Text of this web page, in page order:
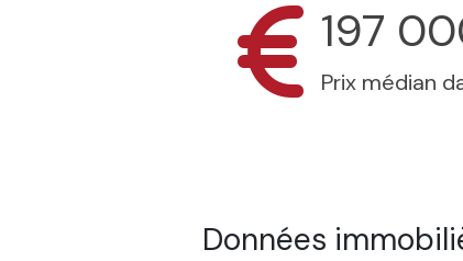
197
Prix médian
Données